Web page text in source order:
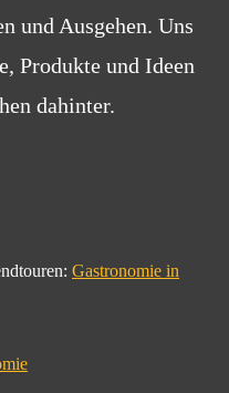
und Ausgehen. Uns
Produkte und Ideen
dahinter.
Gastronomie in